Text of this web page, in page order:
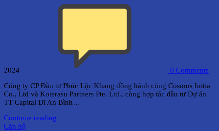
2024 0 Comments
Công ty CP Đầu tư Phúc Lộc Khang đồng hành cùng Cosmos Initia
Co., Ltd và Koterasu Partners Pte. Ltd., cùng hợp tác đầu tư Dự án
TT Capital Dĩ An Bình…
Continue reading
Căn hộ